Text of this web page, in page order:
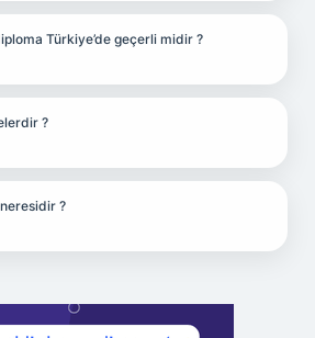
Türkiye’de geçerli midir ?
?
?